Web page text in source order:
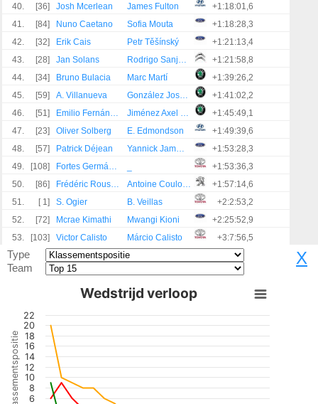
40.
[36] Josh Mcerlean James Fulton
+1:18:01,6
41.
[84] Nuno Caetano Sofia Mouta
+1:18:28,3
42.
[32] Erik Cais Petr Těšínský
+1:21:13,4
43.
[28] Jan Solans Rodrigo Sanjuan De Eusebio
+1:21:58,8
44.
[34] Bruno Bulacia Marc Martí
+1:39:26,2
45.
[59] A. Villanueva González José Murado
+1:41:02,2
46.
[51] Emilio Fernández Jiménez Axel Coronado
+1:45:49,1
47.
[23] Oliver Solberg E. Edmondson
+1:49:39,6
48.
[57] Patrick Déjean Yannick Jammes
+1:53:28,3
49.
[108] Fortes Germán Gómez
+1:53:36,3
50.
[86] Frédéric Roussel Antoine Coulombel
+1:57:14,6
51.
[ 1] S. Ogier B. Veillas
+2:2:53,2
52.
[72] Mcrae Kimathi Mwangi Kioni
+2:25:52,9
53.
[103] Victor Calisto Márcio Calisto +3:7:56,5
X
Type
Team
Klassementspositie
Wedstrijd verloop
6
8
10
12
14
16
18
20
22